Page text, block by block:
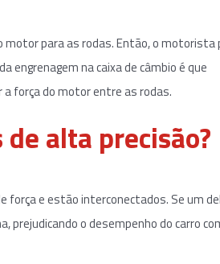
motor para as rodas. Então, o motorista
engrenagem na caixa de câmbio é que
força do motor entre as rodas.
alta precisão?
força e estão interconectados. Se um
prejudicando o desempenho do carro